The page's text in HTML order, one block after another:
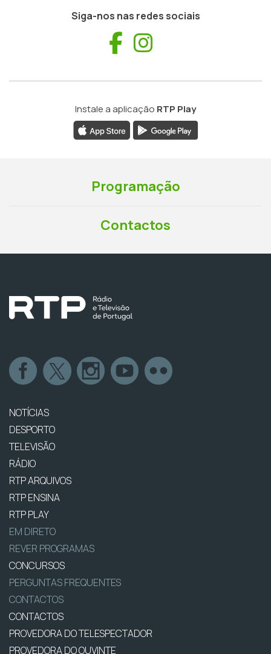
Siga-nos nas redes sociais
Facebook
Instale a aplicação RTP Play
Programação
Contactos
NOTÍCIAS
DESPORTO
TELEVISÃO
RÁDIO
RTP ARQUIVOS
RTP ENSINA
RTP PLAY
EM DIRETO
REVER PROGRAMAS
CONCURSOS
PERGUNTAS FREQUENTES
CONTACTOS
CONTACTOS
PROVEDORA DO TELESPECTADOR
PROVEDORA DO OUVINTE